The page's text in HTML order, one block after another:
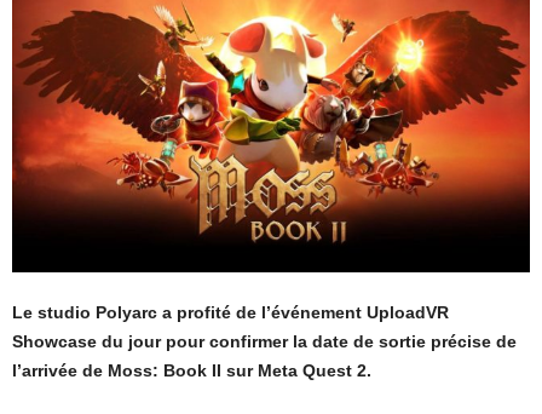
Le studio Polyarc a profité de l’événement UploadVR
Showcase du jour pour confirmer la date de sortie précise de
l’arrivée de Moss: Book II sur Meta Quest 2.